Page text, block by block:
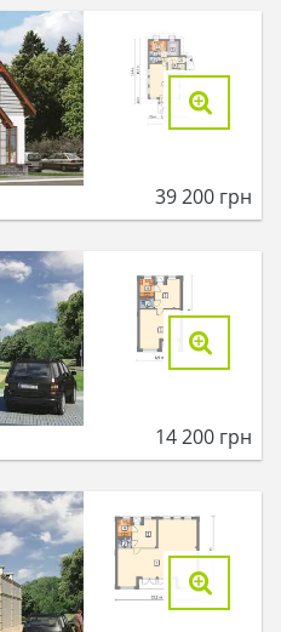
39 200 грн
14 200 грн